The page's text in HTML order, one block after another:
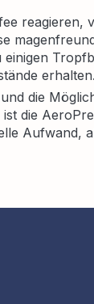
reagieren,
erhalten.
die
die
Aufwand,